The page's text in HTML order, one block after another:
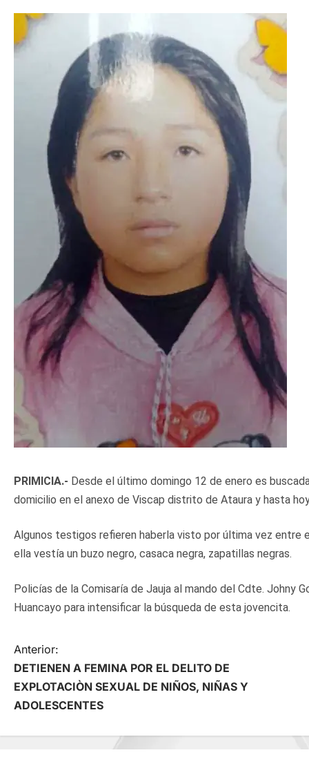
PRIMICIA.- Desde el último domingo 12 de enero es
domicilio en el anexo de Viscap distrito de Ataura y hasta
Algunos testigos refieren haberla visto por última vez entre
ella vestía un buzo negro, casaca negra, zapatillas negras.
Policías de la Comisaría de Jauja al mando del Cdte. Johny
Huancayo para intensificar la búsqueda de esta jovencita.
N
a
v
Anterior:
DETIENEN A FEMINA POR EL DELITO DE
EXPLOTACIÒN SEXUAL DE NIÑOS, NIÑAS Y
ADOLESCENTES